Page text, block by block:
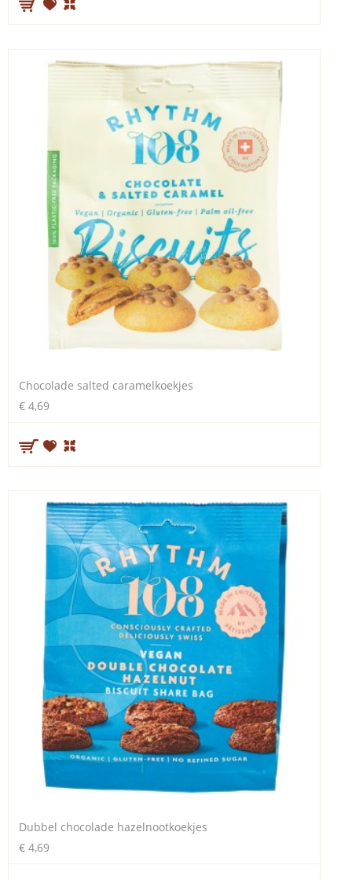
Chocolade salted caramelkoekjes
€ 4,69
Dubbel chocolade hazelnootkoekjes
€ 4,69